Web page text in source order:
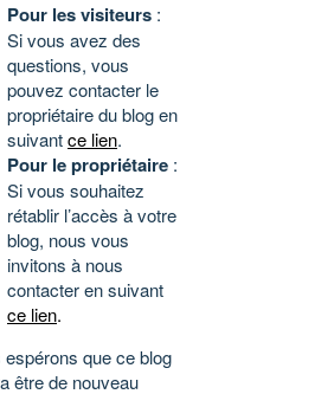
Pour les visiteurs :
Si vous avez des
questions, vous
pouvez contacter le
propriétaire du blog en
suivantce lien.
Pour le propriétaire :
Si vous souhaitez
rétablir l’accès à votre
blog, nous vous
invitons à nous
contacter en suivant
ce lien.
espérons que ce blog
être de nouveau